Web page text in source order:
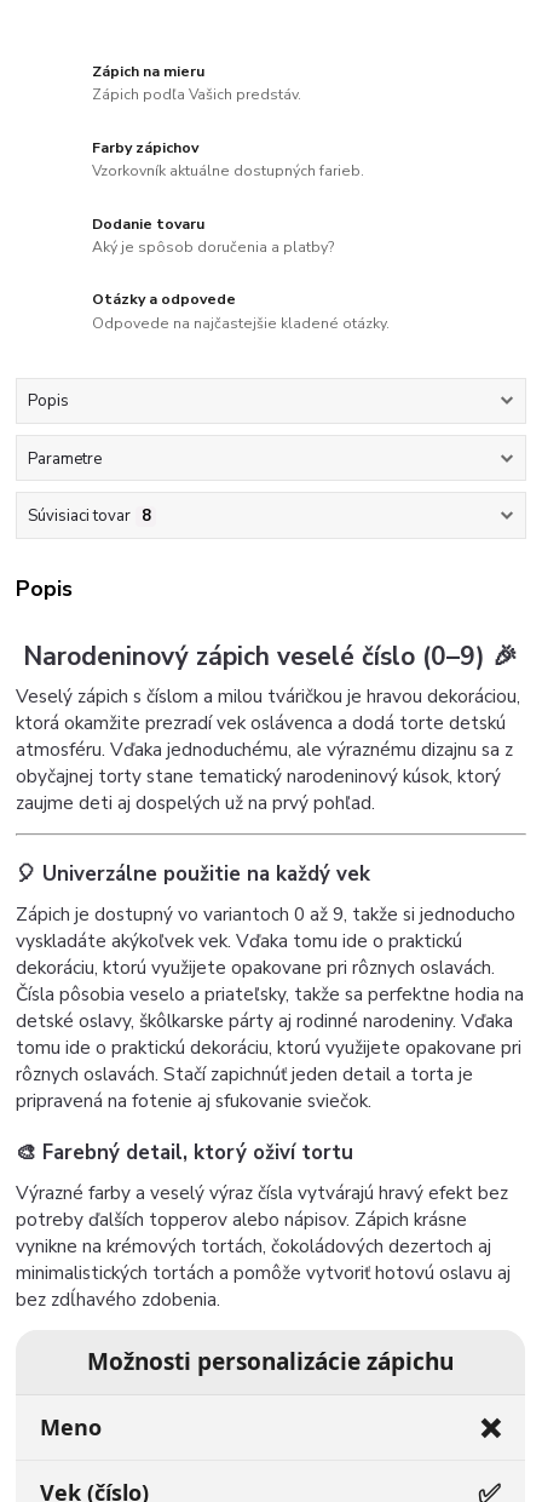
Zápich na mieru
Zápich podľa Vašich predstáv.
Farby zápichov
Vzorkovník aktuálne dostupných farieb.
Dodanie tovaru
Aký je spôsob doručenia a platby?
Otázky a odpovede
Odpovede na najčastejšie kladené otázky.
Popis
Parametre
Súvisiaci tovar 8
Popis
Narodeninový zápich veselé číslo (0–9) 🎉
Veselý zápich s číslom a milou tváričkou je hravou dekoráciou,
ktorá okamžite prezradí vek oslávenca a dodá torte detskú
atmosféru. Vďaka jednoduchému, ale výraznému dizajnu sa z
obyčajnej torty stane tematický narodeninový kúsok, ktorý
zaujme deti aj dospelých už na prvý pohľad.
🎈 Univerzálne použitie na každý vek
Zápich je dostupný vo variantoch 0 až 9, takže si jednoducho
vyskladáte akýkoľvek vek. Vďaka tomu ide o praktickú
dekoráciu, ktorú využijete opakovane pri rôznych oslavách.
Čísla pôsobia veselo a priateľsky, takže sa perfektne hodia na
detské oslavy, škôlkarske párty aj rodinné narodeniny. Vďaka
tomu ide o praktickú dekoráciu, ktorú využijete opakovane pri
rôznych oslavách. Stačí zapichnúť jeden detail a torta je
pripravená na fotenie aj sfukovanie sviečok.
🎨 Farebný detail, ktorý oživí tortu
Výrazné farby a veselý výraz čísla vytvárajú hravý efekt bez
potreby ďalších topperov alebo nápisov. Zápich krásne
vynikne na krémových tortách, čokoládových dezertoch aj
minimalistických tortách a pomôže vytvoriť hotovú oslavu aj
bez zdĺhavého zdobenia.
Možnosti personalizácie zápichu
Meno ❌
Vek (číslo) ✅